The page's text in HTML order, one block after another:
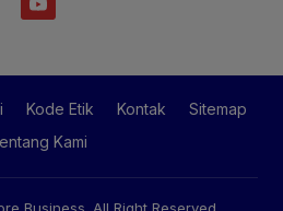
Kode Etik Kontak
Sitemap
Kami
Business . All Right Reserved.